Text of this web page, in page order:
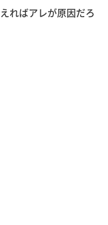
ればアレが原因だろ